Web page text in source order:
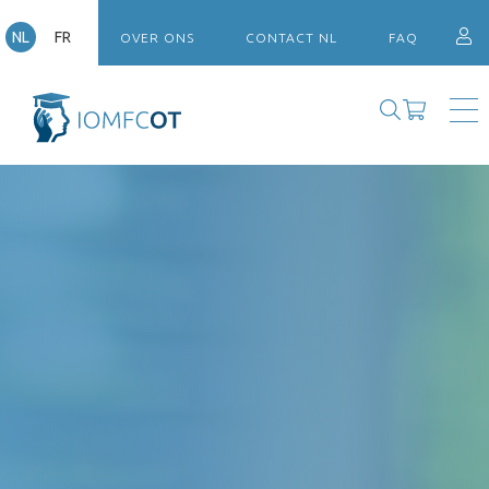
NL FR OVER ONS CONTACT NL FAQ